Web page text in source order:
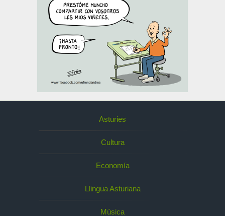
Asturies
Cultura
Economía
Llingua Asturiana
Música